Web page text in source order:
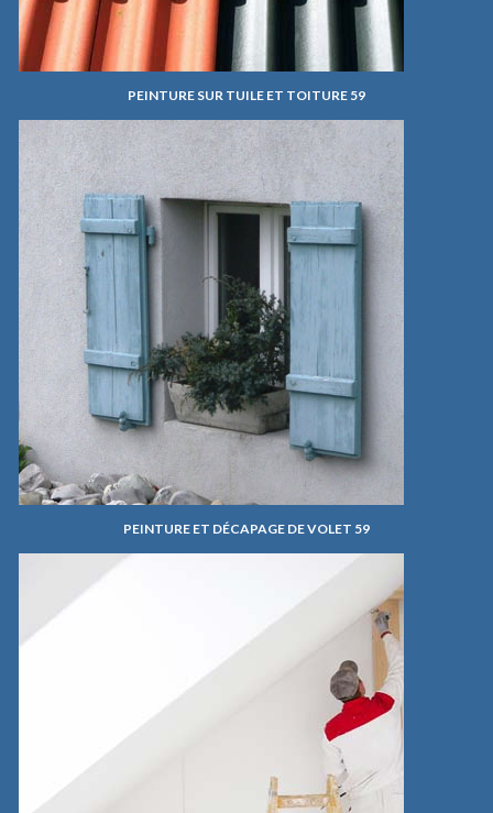
PEINTURE SUR TUILE ET TOITURE 59
PEINTURE ET DÉCAPAGE DE VOLET 59